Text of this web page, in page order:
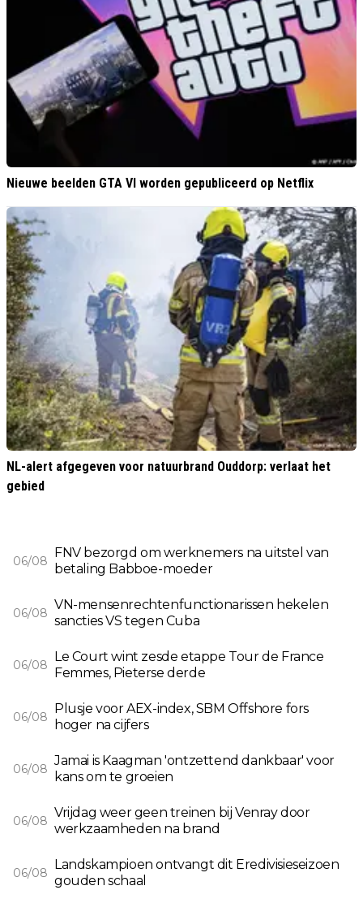
Nieuwe beelden GTA VI worden gepubliceerd op Netflix
NL-alert afgegeven voor natuurbrand Ouddorp: verlaat het
gebied
06/08
FNV bezorgd om werknemers na uitstel van
betaling Babboe-moeder
06/08
VN-mensenrechtenfunctionarissen hekelen
sancties VS tegen Cuba
06/08
Le Court wint zesde etappe Tour de France
Femmes, Pieterse derde
06/08
Plusje voor AEX-index, SBM Offshore fors
hoger na cijfers
06/08
Jamai is Kaagman 'ontzettend dankbaar' voor
kans om te groeien
06/08
Vrijdag weer geen treinen bij Venray door
werkzaamheden na brand
06/08
Landskampioen ontvangt dit Eredivisieseizoen
gouden schaal